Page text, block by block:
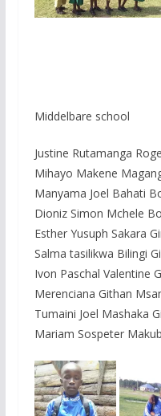
Middelbare school
Justine Rutamanga
Mihayo Makene
Manyama Joel Bahati
Dioniz Simon Mchele
Esther Yusuph Sakara
Salma tasilikwa Bilingi
Ivon Paschal Valentine
Merenciana Githan
Tumaini Joel Mashaka
Mariam Sospeter